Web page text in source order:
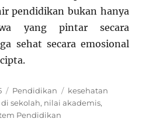
pendidikan bukan hanya
yang pintar secara
sehat secara emosional
Categories
Pendidikan Tags
kesehatan
sekolah, nilai akademis,
Pendidikan